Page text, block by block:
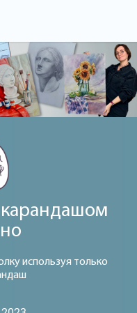
карандашом
используя только